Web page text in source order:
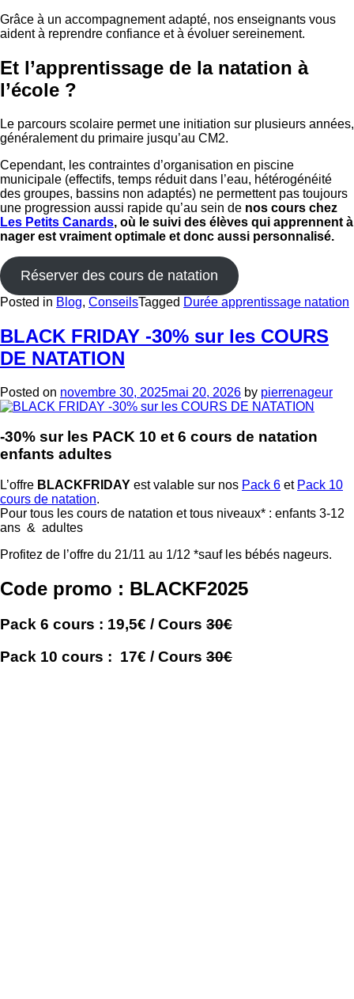
Grâce à un accompagnement adapté, nos enseignants vous
aident à reprendre confiance et à évoluer sereinement.
Et l’apprentissage de la natation à
l’école ?
Le parcours scolaire permet une initiation sur plusieurs années,
généralement du primaire jusqu’au CM2.
Cependant, les contraintes d’organisation en piscine
municipale (effectifs, temps réduit dans l’eau, hétérogénéité
des groupes, bassins non adaptés) ne permettent pas toujours
une progression aussi rapide qu’au sein de nos cours chez
Les Petits Canards, où le suivi des élèves qui apprennent à
nager est vraiment optimale et donc aussi personnalisé.
Réserver des cours de natation
Posted in Blog, ConseilsTagged Durée apprentissage natation
BLACK FRIDAY -30% sur les COURS
DE NATATION
Posted on novembre 30, 2025mai 20, 2026 by pierrenageur
-30% sur les PACK 10 et 6 cours de natation
enfants adultes
L’offre BLACKFRIDAY est valable sur nos Pack 6 et Pack 10
cours de natation.
Pour tous les cours de natation et tous niveaux* : enfants 3-12
ans & adultes
Profitez de l’offre du 21/11 au 1/12 *sauf les bébés nageurs.
Code promo : BLACKF2025
Pack 6 cours : 19,5€ / Cours 30€
Pack 10 cours : 17€ / Cours 30€